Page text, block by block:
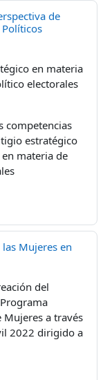
de
Políticos
en materia
electorales
competencias
estratégico
materia de
Mujeres en
del
Mujeres a través
2022 dirigido a